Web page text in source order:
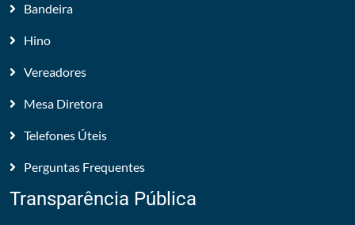
Bandeira
Hino
Vereadores
Mesa Diretora
Telefones Úteis
Perguntas Frequentes
Transparência Pública